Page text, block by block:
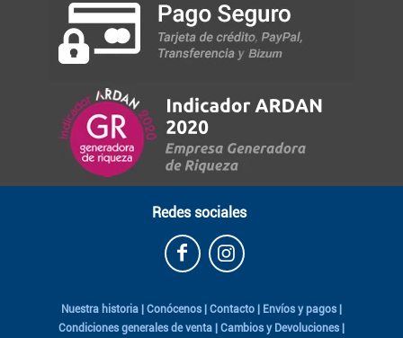
Redes sociales
Nuestra historia | Conócenos | Contacto | Envíos y pagos |
Condiciones generales de venta | Cambios y Devoluciones |